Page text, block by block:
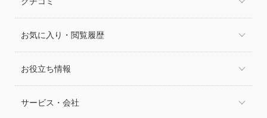
お気に入り・閲覧履歴
お役立ち情報
サービス・会社